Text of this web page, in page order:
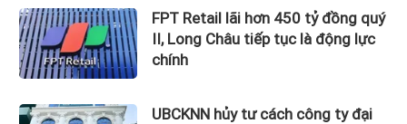
FPT Retail lãi hơn 450 tỷ đồng quý
II, Long Châu tiếp tục là động lực
chính
UBCKNN hủy tư cách công ty đại